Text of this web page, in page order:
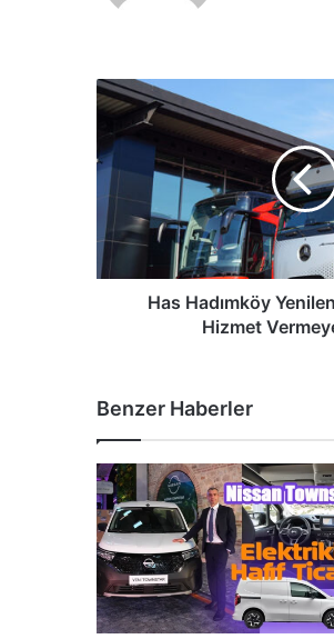
Has
Hadımköy
Yenilenen
Konseptiyle
Hizmet
Vermeye
Başladı
Has Hadımköy
Hizmet
Benzer Haberler